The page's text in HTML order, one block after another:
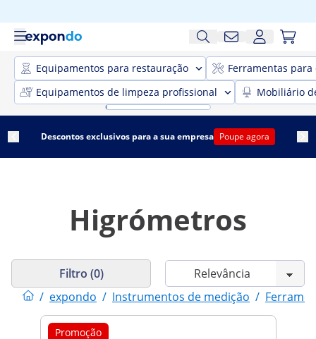
Equipamentos para restauração
Ferramentas para
Equipamentos de limpeza profissional
Mobiliário
Descontos exclusivos para a sua empresa Poupe agora
Higrómetros
/ expondo / Instrumentos de medição /
Filtro (0)
Promoção